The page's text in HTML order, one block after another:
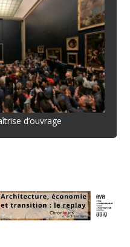
d’ouvrage